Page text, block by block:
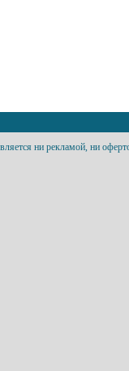
ни рекламой, ни